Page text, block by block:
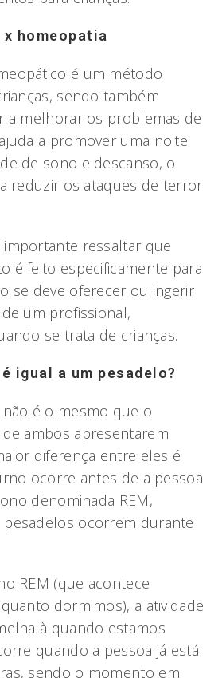
homeopatia
é um método
sendo também
a melhorar os problemas de
a promover uma noite
de sono e descanso, o
reduzir os ataques de terror
ressaltar que
é feito especificamente para
se deve oferecer ou ingerir
um profissional,
se trata de crianças.
igual a um pesadelo?
é o mesmo que o
ambos apresentarem
diferença entre eles é
ocorre antes de a pessoa
denominada REM,
ocorrem durante
REM (que acontece
dormimos), a atividade
à quando estamos
quando a pessoa já está
sendo o momento em